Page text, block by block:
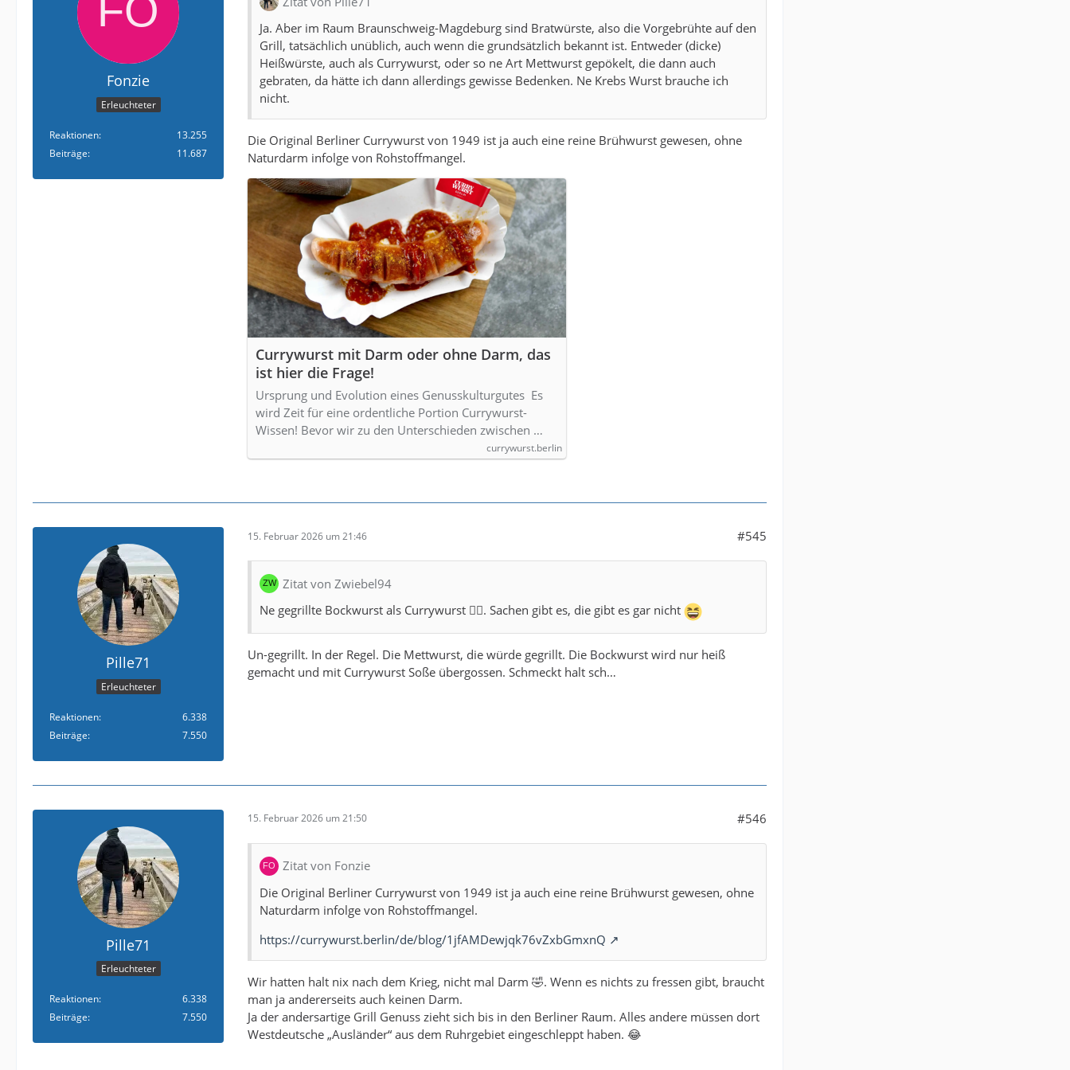
Fonzie
Erleuchteter
Reaktionen
13.255
Beiträge
11.687
Ja. Aber im Raum Braunschweig-Magdeburg sind Bratwürste, also die Vorgebrühte auf den
Grill, tatsächlich unüblich, auch wenn die grundsätzlich bekannt ist. Entweder (dicke)
Heißwürste, auch als Currywurst, oder so ne Art Mettwurst gepökelt, die dann auch
gebraten, da hätte ich dann allerdings gewisse Bedenken. Ne Krebs Wurst brauche ich
nicht.
Die Original Berliner Currywurst von 1949 ist ja auch eine reine Brühwurst gewesen, ohne
Naturdarm infolge von Rohstoffmangel.
Currywurst mit Darm oder ohne Darm, das
ist hier die Frage!
Ursprung und Evolution eines Genusskulturgutes Es
wird Zeit für eine ordentliche Portion Currywurst-
Wissen! Bevor wir zu den Unterschieden zwischen …
currywurst.berlin
Pille71
Erleuchteter
Reaktionen
6.338
Beiträge
7.550
15. Februar 2026 um 21:46 #545
Zitat von Zwiebel94
Ne gegrillte Bockwurst als Currywurst 😵‍💫. Sachen gibt es, die gibt es gar nicht
Un-gegrillt. In der Regel. Die Mettwurst, die würde gegrillt. Die Bockwurst wird nur heiß
gemacht und mit Currywurst Soße übergossen. Schmeckt halt sch…
Pille71
Erleuchteter
Reaktionen
6.338
Beiträge
7.550
15. Februar 2026 um 21:50 #546
Zitat von Fonzie
Die Original Berliner Currywurst von 1949 ist ja auch eine reine Brühwurst gewesen, ohne
Naturdarm infolge von Rohstoffmangel.
https://currywurst.berlin/de/blog/1jfAMDewjqk76vZxbGmxnQ
Wir hatten halt nix nach dem Krieg, nicht mal Darm 🤣. Wenn es nichts zu fressen gibt, braucht
man ja andererseits auch keinen Darm.
Ja der andersartige Grill Genuss zieht sich bis in den Berliner Raum. Alles andere müssen dort
Westdeutsche „Ausländer“ aus dem Ruhrgebiet eingeschleppt haben. 😂